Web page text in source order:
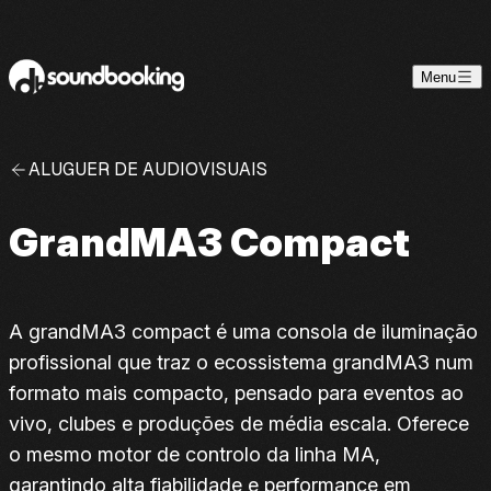
Menu
ALUGUER DE AUDIOVISUAIS
GrandMA3 Compact
A grandMA3 compact é uma consola de iluminação
profissional que traz o ecossistema grandMA3 num
formato mais compacto, pensado para eventos ao
vivo, clubes e produções de média escala. Oferece
o mesmo motor de controlo da linha MA,
garantindo alta fiabilidade e performance em